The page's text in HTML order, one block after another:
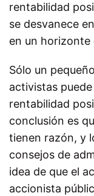
rentabilidad
se desvanece
en un horizonte
Sólo un
activistas
rentabilidad
conclusión es
tienen razón, y
consejos de
idea de que el
accionista